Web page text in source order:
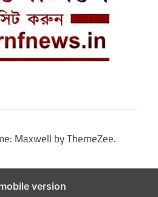
Maxwell by ThemeZee.
version